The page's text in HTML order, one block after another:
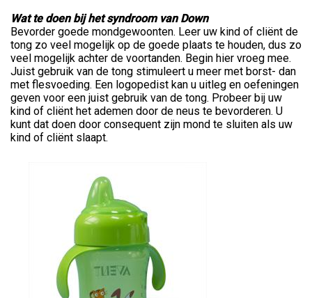
Wat te doen bij het syndroom van Down
Bevorder goede mondgewoonten. Leer uw kind of cliënt de
tong zo veel mogelijk op de goede plaats te houden, dus zo
veel mogelijk achter de voortanden. Begin hier vroeg mee.
Juist gebruik van de tong stimuleert u meer met borst- dan
met flesvoeding. Een logopedist kan u uitleg en oefeningen
geven voor een juist gebruik van de tong. Probeer bij uw
kind of cliënt het ademen door de neus te bevorderen. U
kunt dat doen door consequent zijn mond te sluiten als uw
kind of cliënt slaapt.